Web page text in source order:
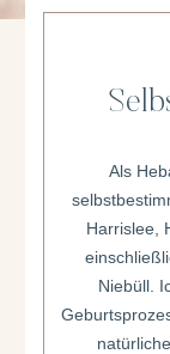
Als
Harrislee,
Niebüll.